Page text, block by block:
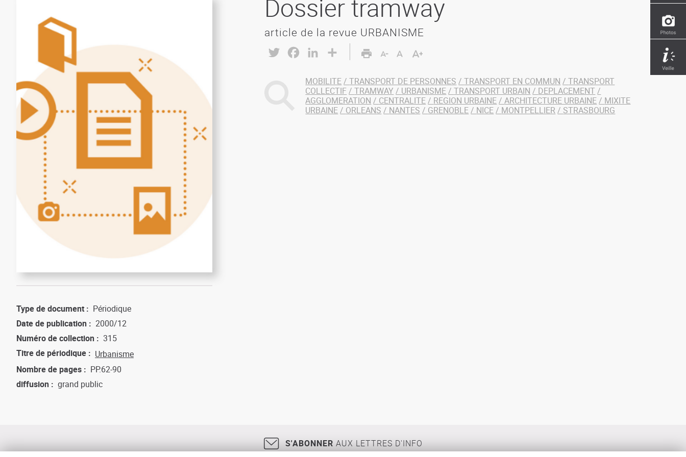
Dossier tramway
article de la revue URBANISME
Twitter FacebookLinkedIn
MOBILITE TRANSPORT DE PERSONNES TRANSPORT EN COMMUN
TRANSPORT
COLLECTIF
TRAMWAY URBANISME TRANSPORT URBAIN
DEPLACEMENT
AGGLOMERATION
CENTRALITE REGION URBAINE ARCHITECTURE URBAINE
MIXITE
URBAINE
ORLEANS NANTES GRENOBLE NICE MONTPELLIER STRASBOURG
Type de document
Périodique
Date de publication
2000/12
Numéro de collection
315
Titre de périodique
Urbanisme
Nombre de pages
PP.62-90
diffusion
grand public
S'ABONNER AUX LETTRES D'INFO